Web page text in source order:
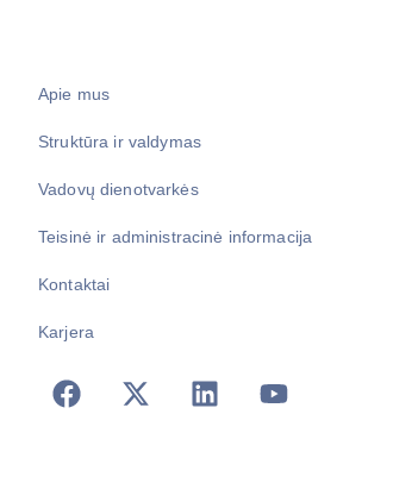
Apie mus
Struktūra ir valdymas
Vadovų dienotvarkės
Teisinė ir administracinė informacija
Kontaktai
Karjera